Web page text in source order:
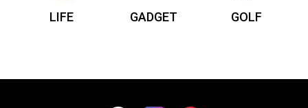
LIFE GADGET GOLF